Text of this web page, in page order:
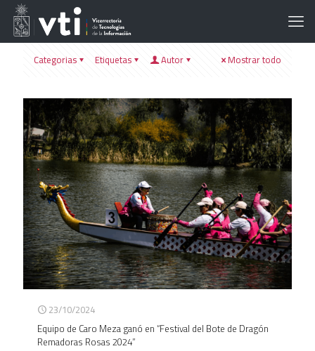
Categorias Etiquetas Autor Mostrar todo
23/10/2024
Equipo de Caro Meza ganó en “Festival del Bote de Dragón
Remadoras Rosas 2024”